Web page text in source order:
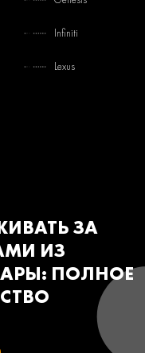
Infiniti
Lexus
ЗА
ИЗ
ПОЛНОЕ